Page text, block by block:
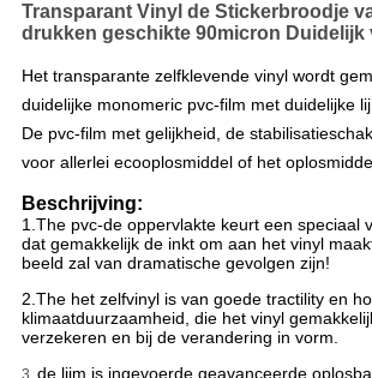
Transparant Vinyl de Stickerbroodje
drukken geschikte 90micron Duidelijk
Het transparante zelfklevende vinyl wordt
duidelijke monomeric pvc-film met duidelijke
De pvc-film met gelijkheid, de
voor allerlei ecooplosmiddel of het
Beschrijving:
1.The pvc-de oppervlakte keurt een speciaal
dat gemakkelijk de inkt om aan het vinyl
beeld zal van dramatische gevolgen zijn!
2.The het zelfvinyl is van goede tractility en
klimaatduurzaamheid, die het vinyl
verzekeren en bij de verandering in vorm.
de lijm is ingevoerde geavanceerde